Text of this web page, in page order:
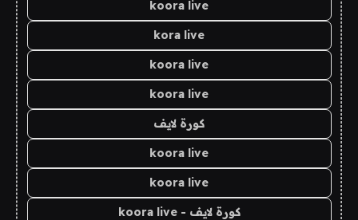
koora live
kora live
koora live
koora live
كورة لايف
koora live
koora live
كورة لايف - koora live